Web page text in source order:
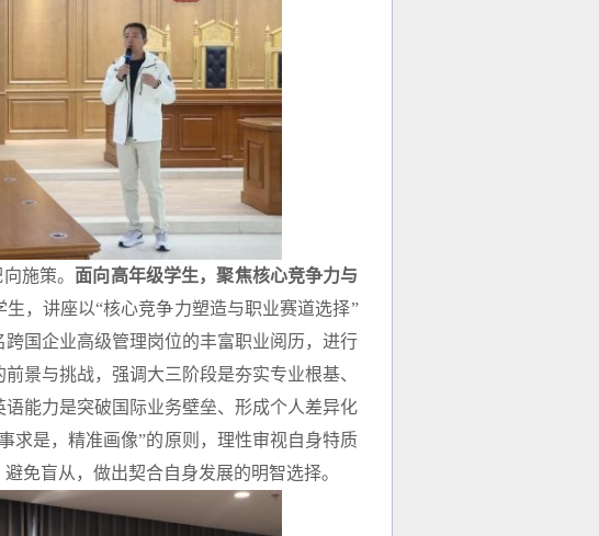
施策。 面向高年级学生，聚焦核心竞争力与
，讲座以“核心竞争力塑造与职业赛道选择”
国企业高级管理岗位的丰富职业阅历，进行
景与挑战，强调大三阶段是夯实专业根基、
能力是突破国际业务壁垒、形成个人差异化
求是，精准画像”的原则，理性审视自身特质
免盲从，做出契合自身发展的明智选择。